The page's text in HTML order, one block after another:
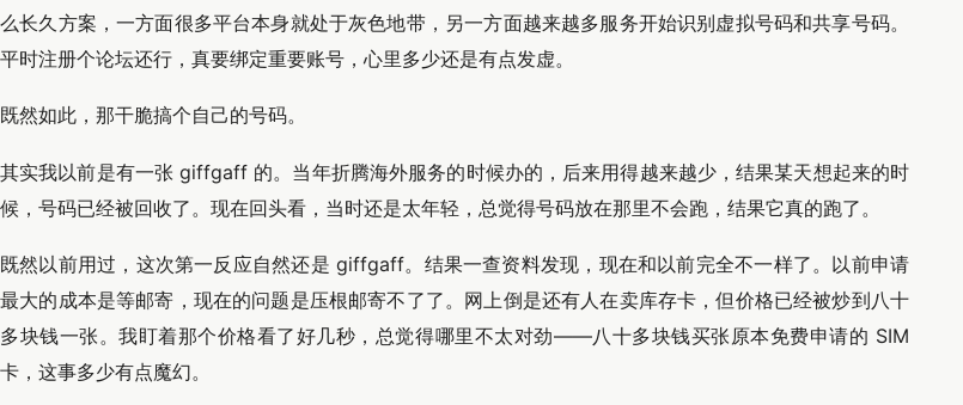
么长久方案，一方面很多平台本身就处于灰色地带，另一方面越来越多服务开始识别虚拟号码和共享号码。
平时注册个论坛还行，真要绑定重要账号，心里多少还是有点发虚。
既然如此，那干脆搞个自己的号码。
其实我以前是有一张 giffgaff 的。当年折腾海外服务的时候办的，后来用得越来越少，结果某天想起来的时
候，号码已经被回收了。现在回头看，当时还是太年轻，总觉得号码放在那里不会跑，结果它真的跑了。
既然以前用过，这次第一反应自然还是 giffgaff。结果一查资料发现，现在和以前完全不一样了。以前申请
最大的成本是等邮寄，现在的问题是压根邮寄不了了。网上倒是还有人在卖库存卡，但价格已经被炒到八十
多块钱一张。我盯着那个价格看了好几秒，总觉得哪里不太对劲——八十多块钱买张原本免费申请的 SIM
卡，这事多少有点魔幻。